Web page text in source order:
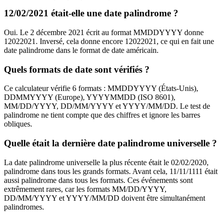
12/02/2021 était-elle une date palindrome ?
Oui. Le 2 décembre 2021 écrit au format MMDDYYYY donne
12022021. Inversé, cela donne encore 12022021, ce qui en fait une
date palindrome dans le format de date américain.
Quels formats de date sont vérifiés ?
Ce calculateur vérifie 6 formats : MMDDYYYY (États-Unis),
DDMMYYYY (Europe), YYYYMMDD (ISO 8601),
MM/DD/YYYY, DD/MM/YYYY et YYYY/MM/DD. Le test de
palindrome ne tient compte que des chiffres et ignore les barres
obliques.
Quelle était la dernière date palindrome universelle ?
La date palindrome universelle la plus récente était le 02/02/2020,
palindrome dans tous les grands formats. Avant cela, 11/11/1111 était
aussi palindrome dans tous les formats. Ces événements sont
extrêmement rares, car les formats MM/DD/YYYY,
DD/MM/YYYY et YYYY/MM/DD doivent être simultanément
palindromes.